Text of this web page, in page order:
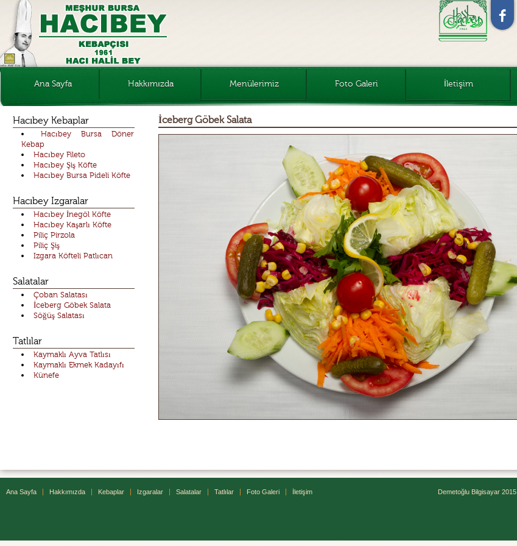
Ana Sayfa Hakkımızda Menülerimiz
Kebaplar
Foto Galeri İletişim
Hacıbey Kebaplar
Hacıbey Bursa Döner
Kebap
Hacıbey Fileto
Hacıbey Şiş Köfte
Hacıbey Bursa Pideli Köfte
Hacıbey Izgaralar
Hacıbey İnegöl Köfte
Hacıbey Kaşarlı Köfte
Piliç Pirzola
Piliç Şiş
Izgara Köfteli Patlıcan
Salatalar
Çoban Salatası
İceberg Göbek Salata
Söğüş Salatası
Tatlılar
Kaymaklı Ayva Tatlısı
Kaymaklı Ekmek Kadayıfı
Künefe
İceberg Göbek Salata
Ana Sayfa Hakkımızda Kebaplar Izgaralar Salatalar Tatlılar Foto Galeri İletişim Demetoğlu Bilgisayar 2015